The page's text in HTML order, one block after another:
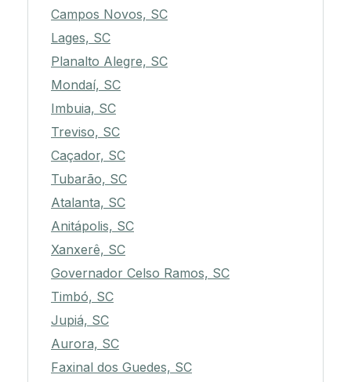
Campos Novos, SC
Lages, SC
Planalto Alegre, SC
Mondaí, SC
Imbuia, SC
Treviso, SC
Caçador, SC
Tubarão, SC
Atalanta, SC
Anitápolis, SC
Xanxerê, SC
Governador Celso Ramos, SC
Timbó, SC
Jupiá, SC
Aurora, SC
Faxinal dos Guedes, SC